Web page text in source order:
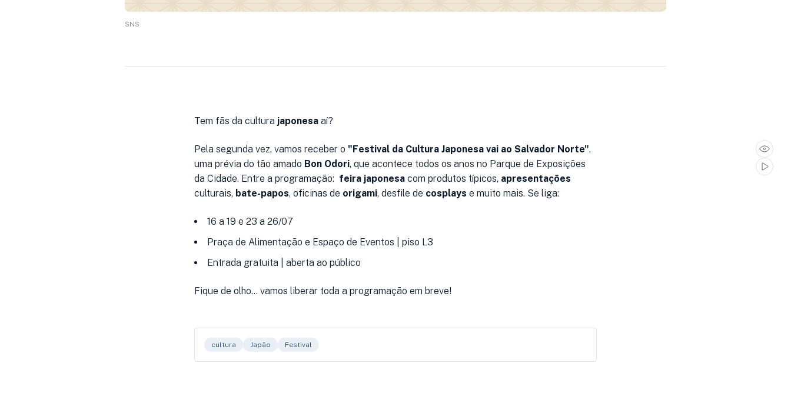
SNS
Tem fãs da cultura japonesa aí?
Pela segunda vez, vamos receber o "Festival da Cultura Japonesa vai ao Salvador Norte",
uma prévia do tão amado Bon Odori, que acontece todos os anos no Parque de Exposições
da Cidade. Entre a programação: feira japonesa com produtos típicos, apresentações
culturais, bate-papos, oficinas de origami, desfile de cosplays e muito mais. Se liga:
16 a 19 e 23 a 26/07
Praça de Alimentação e Espaço de Eventos | piso L3
Entrada gratuita | aberta ao público
Fique de olho... vamos liberar toda a programação em breve!
cultura Japão Festival